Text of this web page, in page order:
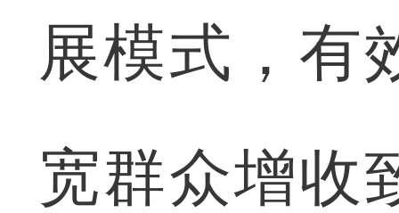
展模式，有
宽群众增收